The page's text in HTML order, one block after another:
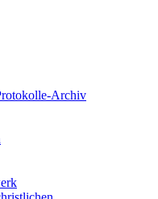
Archiv